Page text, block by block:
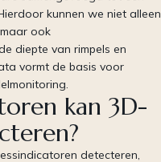
kunnen we niet alleen
ook
diepte van rimpels en
vormt de basis voor
kan 3D-
detecteren,